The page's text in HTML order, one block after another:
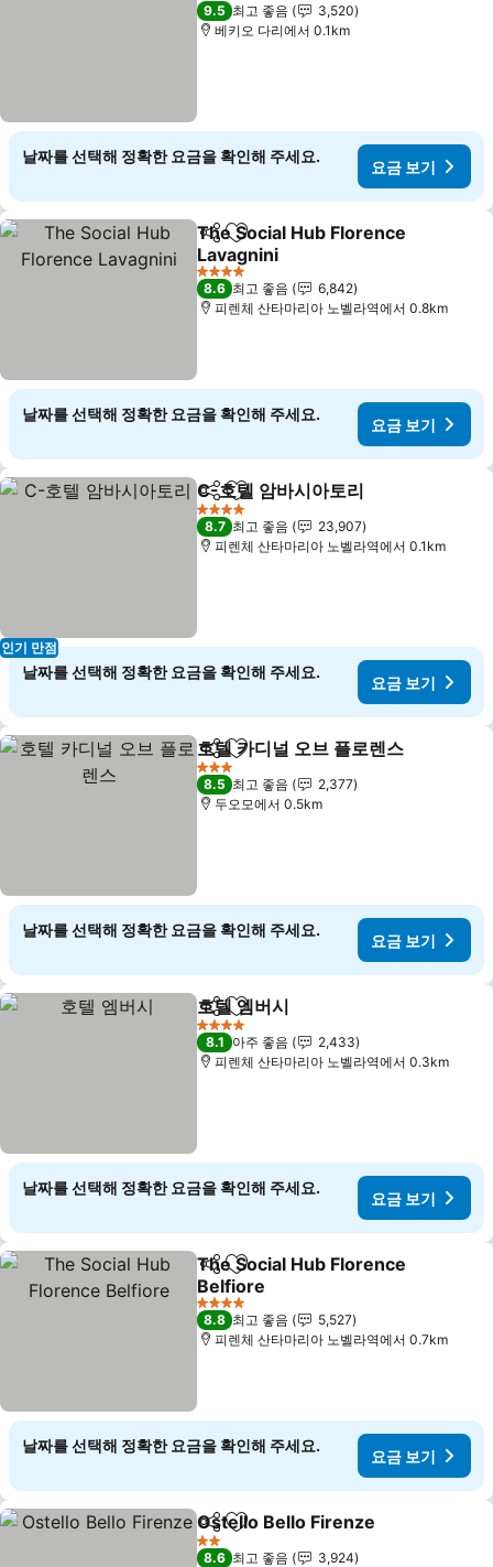
9.5 최고 좋음
3,520
베키오 다리에서 0.1km
날짜를 선택해 정확한 요금을 확인해 주세요.
요금 보기
공유 즐겨찾기에 추가
The Social Hub Florence
Lavagnini
4 성급
8.6 최고 좋음
6,842
피렌체 산타마리아 노벨라역에서 0.8km
날짜를 선택해 정확한 요금을 확인해 주세요.
요금 보기
인기 만점
공유 즐겨찾기에 추가
C-호텔 암바시아토리
4 성급
8.7 최고 좋음
23,907
피렌체 산타마리아 노벨라역에서 0.1km
날짜를 선택해 정확한 요금을 확인해 주세요.
요금 보기
공유 즐겨찾기에 추가
호텔 카디널 오브 플로렌스
3 성급
8.5 최고 좋음
2,377
두오모에서 0.5km
날짜를 선택해 정확한 요금을 확인해 주세요.
요금 보기
공유 즐겨찾기에 추가
호텔 엠버시
4 성급
8.1 아주 좋음
2,433
피렌체 산타마리아 노벨라역에서 0.3km
날짜를 선택해 정확한 요금을 확인해 주세요.
요금 보기
공유 즐겨찾기에 추가
The Social Hub Florence
Belfiore
4 성급
8.8 최고 좋음
5,527
피렌체 산타마리아 노벨라역에서 0.7km
날짜를 선택해 정확한 요금을 확인해 주세요.
요금 보기
공유 즐겨찾기에 추가
Ostello Bello Firenze
2 성급
8.6 최고 좋음
3,924